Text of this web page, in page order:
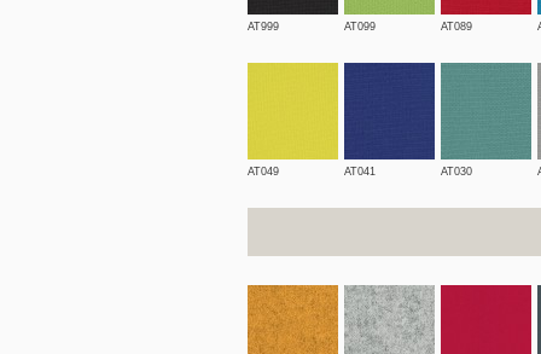
AT999 AT099 AT089
AT049 AT041 AT030